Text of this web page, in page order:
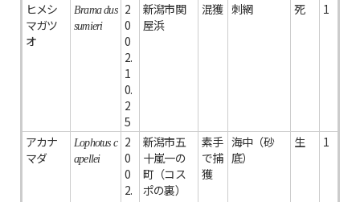
ヒメシ
マガツ
オ
Brama dus
sumieri
2
0
0
2.
1
0.
2
5
新潟市関
屋浜
混獲 刺網 死 1
アカナ
マダ
Lophotus c
apellei
2
0
0
2.
新潟市五
十嵐一の
町（コス
ポの裏）
素手
で捕
獲
海中（砂
底）
生 1